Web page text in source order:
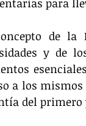
para
de la
y de
a los
del primero